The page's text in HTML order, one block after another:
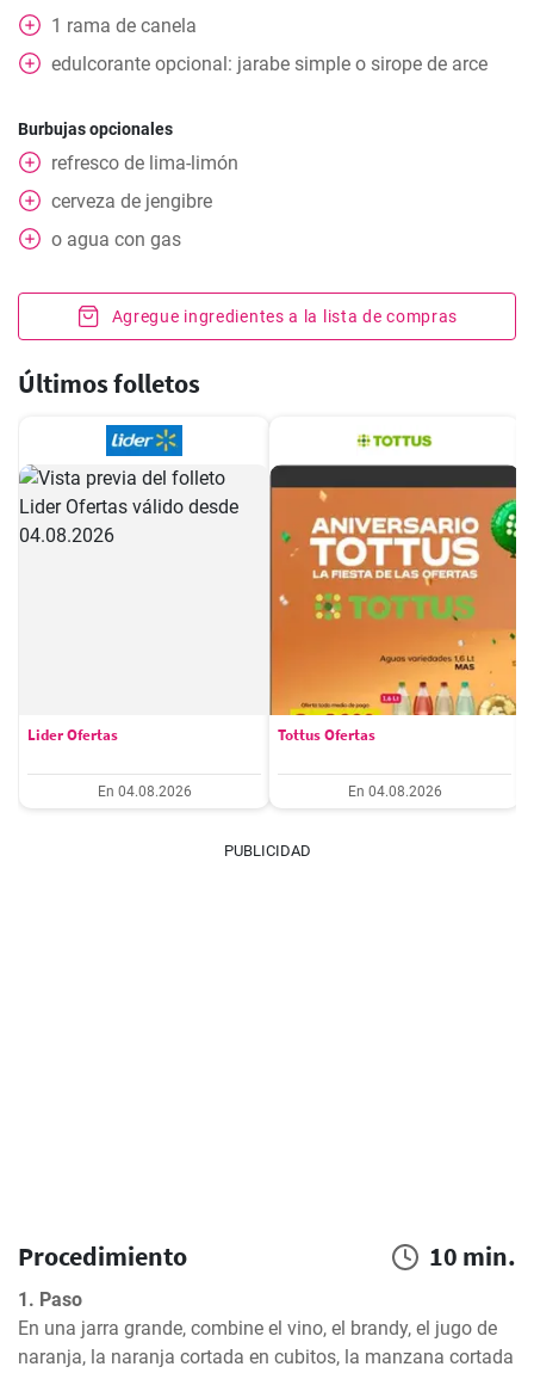
1 rama de canela
edulcorante opcional: jarabe simple o sirope de arce
Burbujas opcionales
refresco de lima-limón
cerveza de jengibre
o agua con gas
Agregue ingredientes a la lista de compras
Últimos folletos
Lider Ofertas
En 04.08.2026
Tottus Ofertas
En 04.08.2026
PUBLICIDAD
Procedimiento 10 min.
1. Paso
En una jarra grande, combine el vino, el brandy, el jugo de
naranja, la naranja cortada en cubitos, la manzana cortada